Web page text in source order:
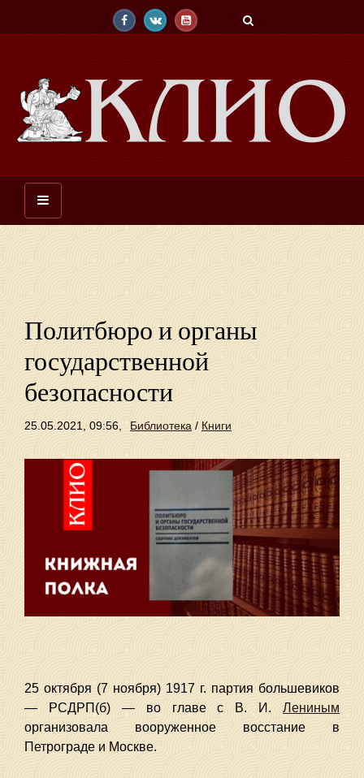
Политбюро и органы
государственной
безопасности
25.05.2021, 09:56, Библиотека / Книги
25 октября (7 ноября) 1917 г. партия большевиков
— РСДРП(б) — во главе с В. И. Лениным
организовала вооруженное восстание в
Петрограде и Москве.